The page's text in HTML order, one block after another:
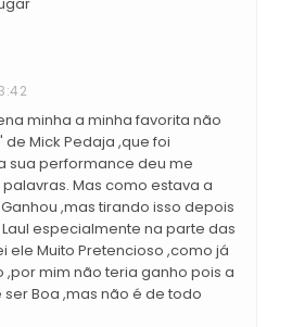
minha a minha favorita não
de Mick Pedaja ,que foi
sua performance deu me
Mas como estava a
,mas tirando isso depois
Laul especialmente na parte das
ele Muito Pretencioso ,como já
,por mim não teria ganho pois a
Boa ,mas não é de todo